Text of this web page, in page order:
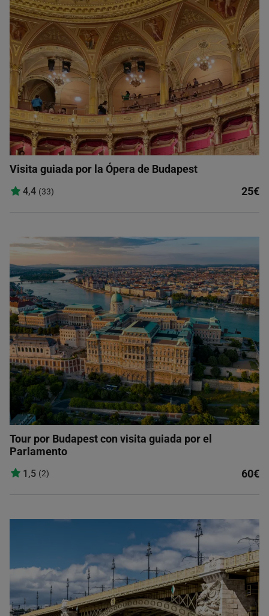
Visita guiada por la Ópera de Budapest
4,4 (33) 25€
Tour por Budapest con visita guiada por el
Parlamento
1,5 (2) 60€